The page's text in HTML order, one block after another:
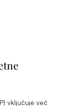
oploditev
klinike
pa se
centru Dravlje